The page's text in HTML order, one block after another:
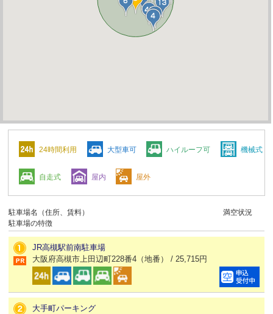
24時間利用 大型車可 ハイルーフ可 機械式
自走式 屋内 屋外
駐車場名（住所、賃料）
駐車場の特徴
満空状況
JR高槻駅前南駐車場
大阪府高槻市上田辺町228番4（地番） / 25,715円
大手町パーキング